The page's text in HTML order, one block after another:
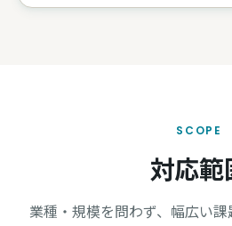
SCOPE
対応範
業種・規模を問わず、幅広い